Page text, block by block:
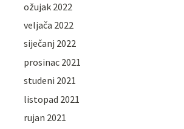
ožujak 2022
veljača 2022
siječanj 2022
prosinac 2021
studeni 2021
listopad 2021
rujan 2021